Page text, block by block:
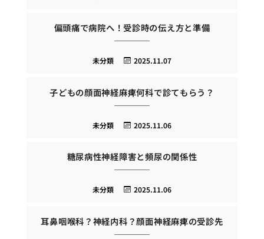
偏頭痛で病院へ！受診時の伝え方と準備
2025.11.07
未分類
子どもの顔面神経麻痺何科で診てもらう？
2025.11.06
未分類
糖尿病性神経障害と頻尿の関係性
2025.11.06
未分類
耳鼻咽喉科？神経内科？顔面神経麻痺の受診先